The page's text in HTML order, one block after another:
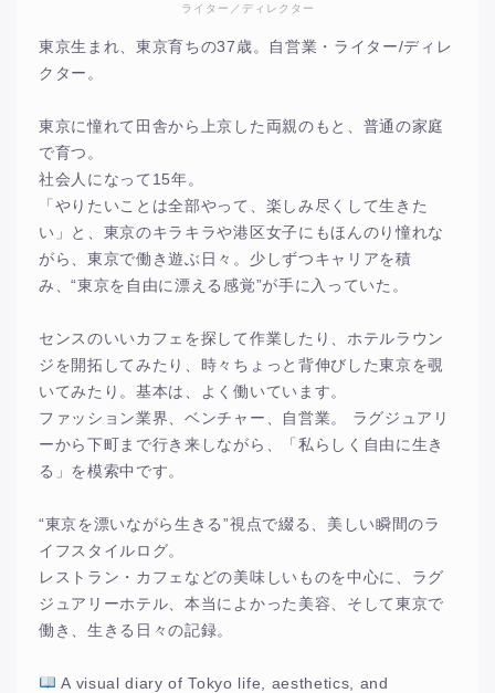
ライター／ディレクター
東京生まれ、東京育ちの37歳。自営業・ライター/ディレ
クター。
東京に憧れて田舎から上京した両親のもと、普通の家庭
で育つ。
社会人になって15年。
「やりたいことは全部やって、楽しみ尽くして生きた
い」と、東京のキラキラや港区女子にもほんのり憧れな
がら、東京で働き遊ぶ日々。少しずつキャリアを積
み、“東京を自由に漂える感覚”が手に入っていた。
センスのいいカフェを探して作業したり、ホテルラウン
ジを開拓してみたり、時々ちょっと背伸びした東京を覗
いてみたり。基本は、よく働いています。
ファッション業界、ベンチャー、自営業。 ラグジュアリ
ーから下町まで行き来しながら、「私らしく自由に生き
る」を模索中です。
“東京を漂いながら生きる”視点で綴る、美しい瞬間のラ
イフスタイルログ。
レストラン・カフェなどの美味しいものを中心に、ラグ
ジュアリーホテル、本当によかった美容、そして東京で
働き、生きる日々の記録。
A visual diary of Tokyo life, aesthetics, and